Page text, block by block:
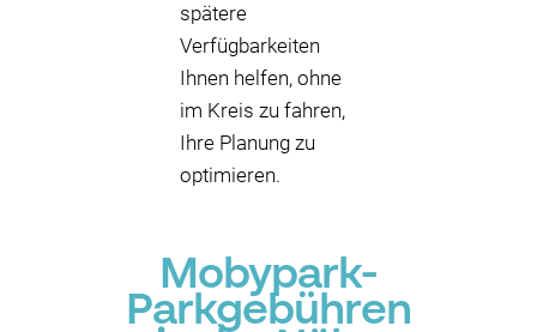
spätere
Verfügbarkeiten
Ihnen helfen, ohne
im Kreis zu fahren,
Ihre Planung zu
optimieren.
Mobypark-
Parkgebühren